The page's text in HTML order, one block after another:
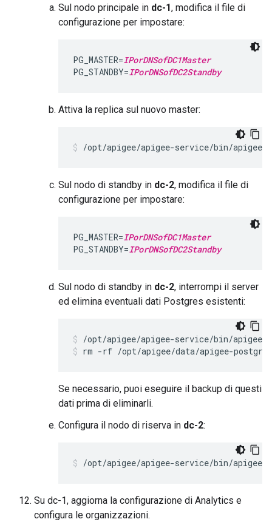
Sul nodo principale in dc-1, modifica il file di
configurazione per impostare:
PG_MASTER=IPorDNSofDC1Master
PG_STANDBY=IPorDNSofDC2Standby
Attiva la replica sul nuovo master:
/opt/apigee/apigee-service/bin/
Sul nodo di standby in dc-2, modifica il file di
configurazione per impostare:
PG_MASTER=IPorDNSofDC1Master
PG_STANDBY=IPorDNSofDC2Standby
Sul nodo di standby in dc-2, interrompi il server
ed elimina eventuali dati Postgres esistenti:
rm -rf /opt/apigee/data/apigee-
Se necessario, puoi eseguire il backup di questi
dati prima di eliminarli.
Configura il nodo di riserva in dc-2:
/opt/apigee/apigee-service/bin/
Su dc-1, aggiorna la configurazione di Analytics e
configura le organizzazioni.